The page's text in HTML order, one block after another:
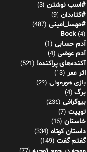
#اسب نوشتن (3)
#کتابدان (9)
#مهسا_امینی (487)
Book(4)
آدم حسابی (1)
آدم عوضی (4)
آکنده‌های پراکنده! (521)
اثر عمر (13)
بازی هورمونی (22)
برگ (4)
بیوگرافی (236)
توییت (7)
خاستان (15)
داستان کوتاه (334)
گفتم گفت (149)